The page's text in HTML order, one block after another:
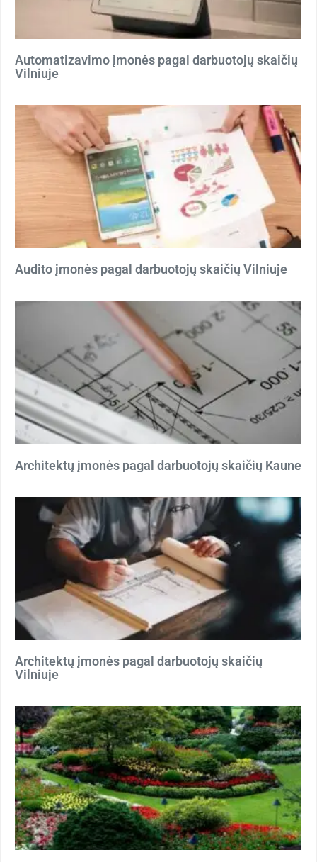
Automatizavimo įmonės pagal darbuotojų skaičių
Vilniuje
Audito įmonės pagal darbuotojų skaičių Vilniuje
Architektų įmonės pagal darbuotojų skaičių Kaune
Architektų įmonės pagal darbuotojų skaičių
Vilniuje